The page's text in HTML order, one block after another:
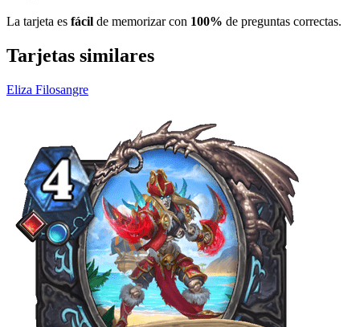
La tarjeta es fácil de memorizar con 100% de preguntas correctas.
Tarjetas similares
Eliza Filosangre